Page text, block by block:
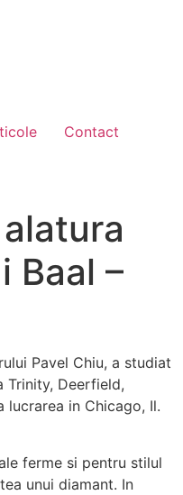
Contact
Baal –
Pavel Chiu, a studiat
Trinity, Deerfield,
lucrarea in Chicago, Il.
ferme si pentru stilul
unui diamant. In